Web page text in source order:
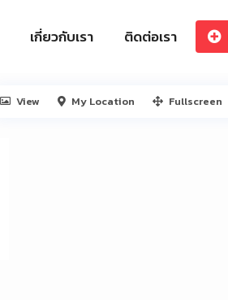
เกี่ยวกับเรา ติดต่อเรา
View My Location Fullscreen